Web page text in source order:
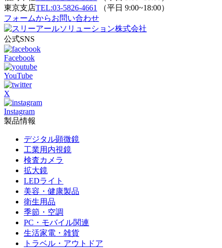
東京支店TEL:03-5826-4661
（平日 9:00~18:00）
フォームからお問い合わせ
公式SNS
Facebook
YouTube
X
Instagram
製品情報
デジタル顕微鏡
工業用内視鏡
検査カメラ
拡大鏡
LEDライト
美容・健康製品
衛生用品
季節・空調
PC・モバイル関連
生活家電・雑貨
トラベル・アウトドア